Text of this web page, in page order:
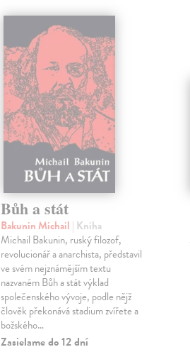
Bůh a stát
Bakunin Michail | Kniha
Michail Bakunin, ruský filozof,
revolucionář a anarchista, představil
ve svém nejznámějším textu
nazvaném Bůh a stát výklad
společenského vývoje, podle nějž
člověk překonává stadium zvířete a
božského…
Zasielame do 12 dní